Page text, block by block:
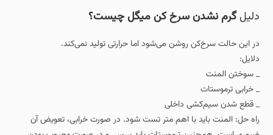
دلیلگرم نشدن سرخ کن میگل چیست؟
در این حالت سرخ‌کن روشن می‌شود اما حرارتی تولید نمی‌کند.
دلایل:
_ سوختن المنت
_ خرابی ترموستات
_ قطع شدن سیم‌کشی داخلی
راه‌ حل: المنت باید با اهم‌ متر تست شود. در صورت خرابی، تعویض آن